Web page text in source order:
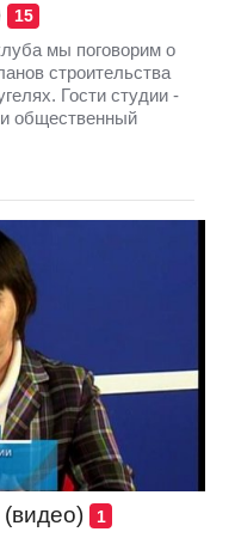
15
мы поговорим о
строительства
Гости студии -
общественный
1